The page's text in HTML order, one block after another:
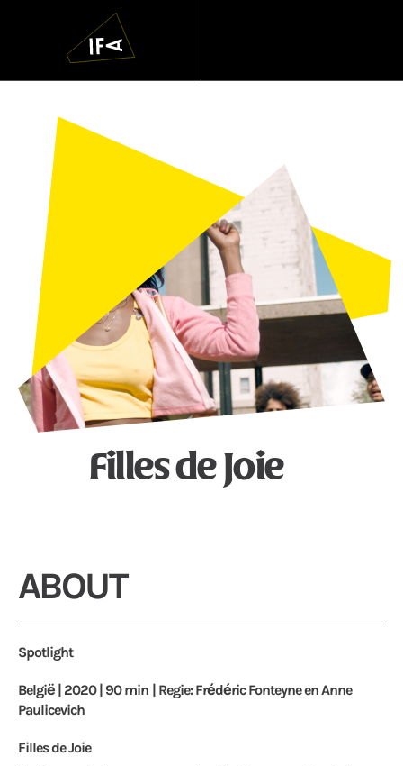
Navigatie
overslaan
Filles de Joie
ABOUT
Spotlight
België | 2020 | 90 min | Regie: Frédéric Fonteyne en Anne
Paulicevich
Filles de Joie